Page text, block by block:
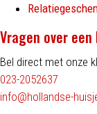
Vragen over
Bel direct met onze
023-2052637
info@hollandse-